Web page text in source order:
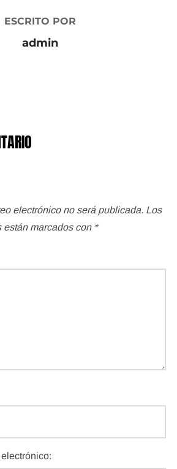
ESCRITO POR
admin
electrónico no será publicada. Los
están marcados con *